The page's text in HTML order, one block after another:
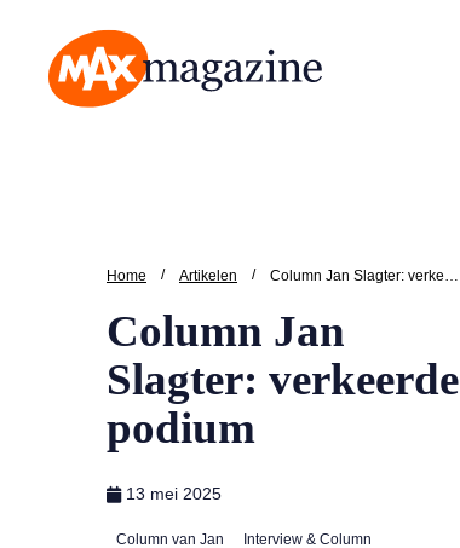
Home / Artikelen /
Column Jan
Slagter: verkeerde
podium
13 mei 2025
Column van Jan Interview & Column